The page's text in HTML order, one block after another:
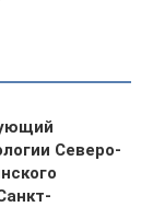
Северо-